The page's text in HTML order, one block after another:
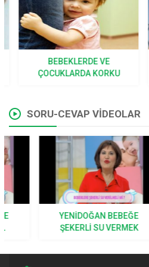
BEBEKLERDE VE
ÇOCUKLARDA KORKU
SORU-CEVAP VİDEOLAR
YENIDOĞAN BEBEĞE
ŞEKERLI SU VERMEK